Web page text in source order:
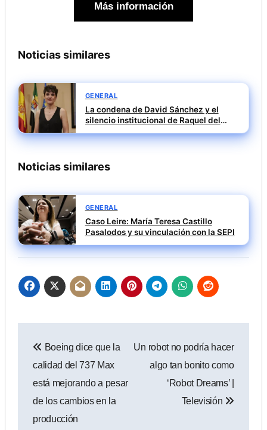
Más información
Noticias similares
GENERAL
La condena de David Sánchez y el
silencio institucional de Raquel del
Puerto
Noticias similares
GENERAL
Caso Leire: María Teresa Castillo
Pasalodos y su vinculación con la SEPI
de
entradas
Boeing dice que la
calidad del 737 Max
está mejorando a pesar
de los cambios en la
producción
Un robot no podría hacer
algo tan bonito como
‘Robot Dreams’ |
Televisión